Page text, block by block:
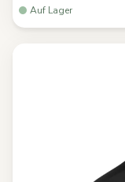
Auf Lager